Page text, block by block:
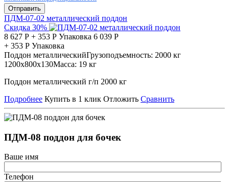
Отправить
ПДМ-07-02 металлический поддон
Скидка 30%
8 627 Р + 353 Р Упаковка 6 039 Р
+ 353 Р Упаковка
Поддон металлическийГрузоподъемность: 2000 кг
1200х800х130Масса: 19 кг
Поддон металлический г/п 2000 кг
Подробнее Купить в 1 клик Отложить Сравнить
ПДМ-08 поддон для бочек
Ваше имя
Телефон